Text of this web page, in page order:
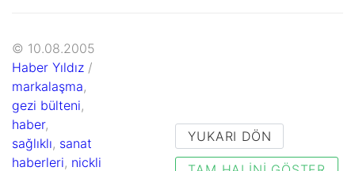
© 10.08.2005
Haber Yıldız /
markalaşma,
gezi bülteni,
haber,
sağlıklı, sanat
haberleri, nickli
YUKARI DÖN